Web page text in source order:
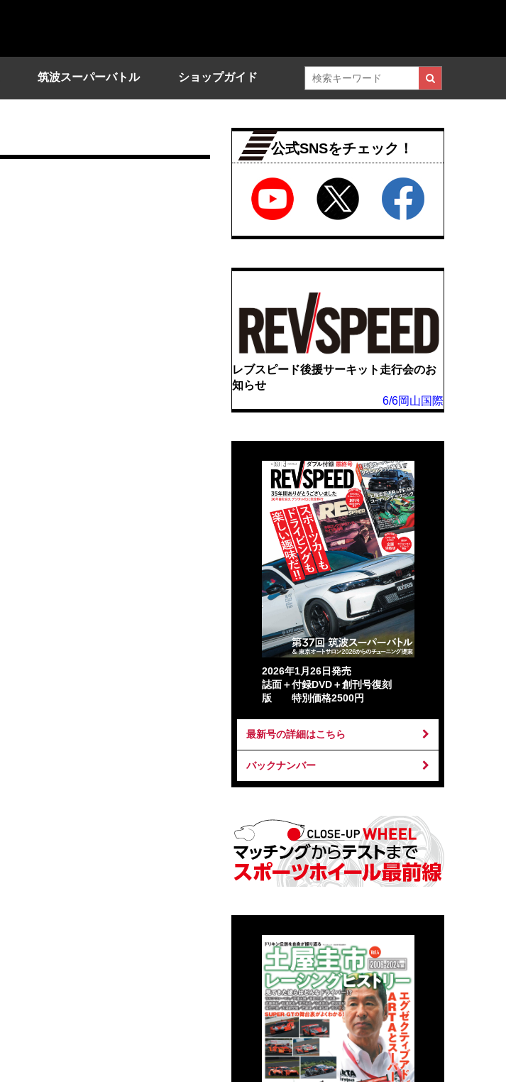
筑波スーパーバトル ショップガイド
公式SNSをチェック！
レブスピード後援サーキット走行会のお
知らせ
6/6岡山国際
2026年1月26日発売
誌面＋付録DVD＋創刊号復刻
版 特別価格2500円
最新号の詳細はこちら
バックナンバー